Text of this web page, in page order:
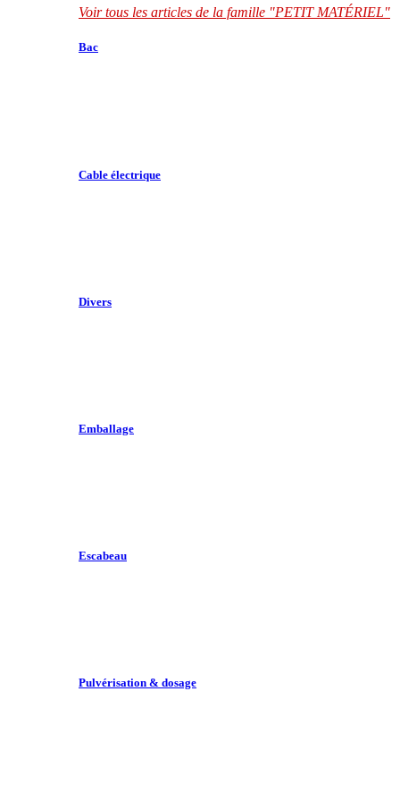
Voir tous les articles de la famille "PETIT MATÉRIEL"
Bac
Cable électrique
Divers
Emballage
Escabeau
Pulvérisation & dosage